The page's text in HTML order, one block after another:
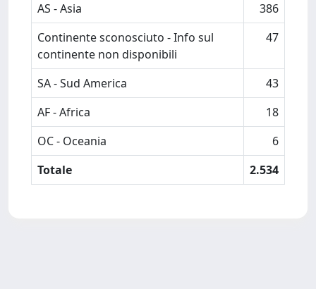
AS - Asia
386
Continente sconosciuto - Info sul
continente non disponibili
47
SA - Sud America
43
AF - Africa
18
OC - Oceania
6
Totale
2.534